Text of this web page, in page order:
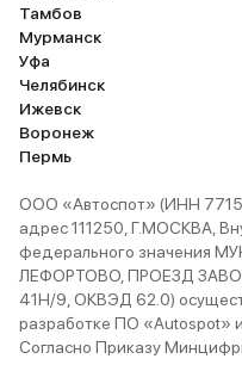
Тамбов
Мурманск
Уфа
Челябинск
Ижевск
Воронеж
Пермь
ООО «Автоспот» (ИНН
адрес 111250, Г.МОСКВА,
федерального значения
ЛЕФОРТОВО, ПРОЕЗД
41Н/9, ОКВЭД 62.0)
разработке ПО «Autospot»
Согласно Приказу